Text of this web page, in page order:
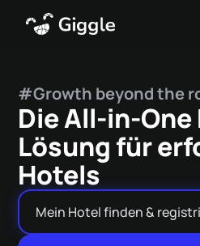
#Growth beyond the
Die All-in-
Lösung für
Hotels